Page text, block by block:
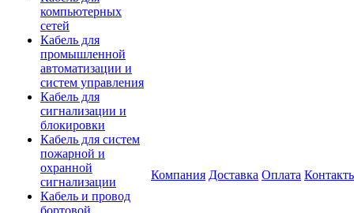
компьютерных
сетей
Кабель для
промышленной
автоматизации и
систем управления
Кабель для
сигнализации и
блокировки
Кабель для систем
пожарной и
охранной
сигнализации
Кабель и провод
бортовой
Компания Доставка Оплата